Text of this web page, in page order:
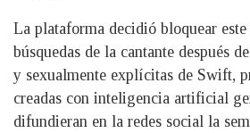
La plataforma decidió bloquear
búsquedas de la cantante después
y sexualmente explícitas de Swift,
creadas con inteligencia artificial
difundieran en la redes social la